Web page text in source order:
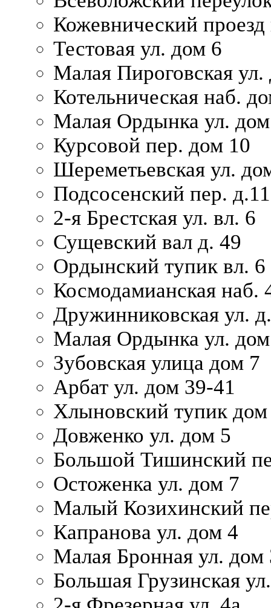
Кожевнический проезд
Тестовая ул. дом 6
Малая Пироговская
Котельническая наб.
Малая Ордынка ул.
Курсовой пер. дом 10
Шереметьевская ул.
Подсосенский пер. д.11
2-я Брестская ул. вл. 6
Сущевский вал д. 49
Ордынский тупик вл. 6
Космодамианская наб.
Дружинниковская ул.
Малая Ордынка ул.
Зубовская улица дом 7
Арбат ул. дом 39-41
Хлыновский тупик
Довженко ул. дом 5
Большой Тишинский
Остоженка ул. дом 7
Малый Козихинский
Капранова ул. дом 4
Малая Бронная ул. дом
Большая Грузинская